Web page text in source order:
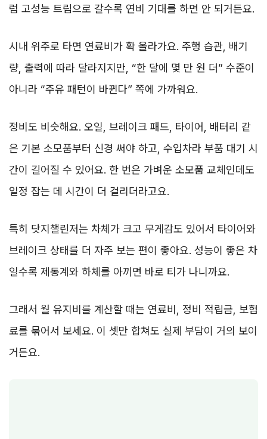
럼 고성능 트림으로 갈수록 연비 기대를 하면 안 되거든요.
시내 위주로 타면 연료비가 확 올라가요. 주행 습관, 배기
량, 출력에 따라 달라지지만, “한 달에 몇 만 원 더” 수준이
아니라 “주유 패턴이 바뀐다” 쪽에 가까워요.
정비도 비슷해요. 오일, 브레이크 패드, 타이어, 배터리 같
은 기본 소모품부터 신경 써야 하고, 수입차라 부품 대기 시
간이 길어질 수 있어요. 한 번은 가벼운 소모품 교체인데도
일정 잡는 데 시간이 더 걸리더라고요.
특히 닷지챌린저는 차체가 크고 무게감도 있어서 타이어와
브레이크 상태를 더 자주 보는 편이 좋아요. 성능이 좋은 차
일수록 제동계와 하체를 아끼면 바로 티가 나니까요.
그래서 월 유지비를 계산할 때는 연료비, 정비 적립금, 보험
료를 묶어서 보세요. 이 셋만 합쳐도 실제 부담이 거의 보이
거든요.